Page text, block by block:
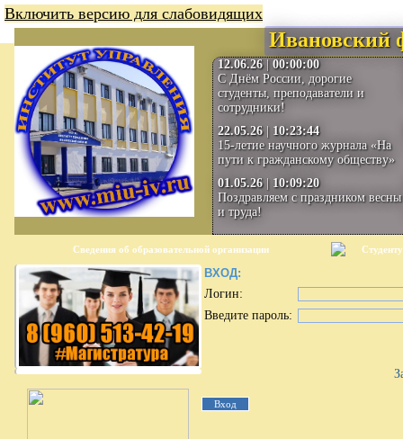
Включить версию для слабовидящих
Ивановский
12.06.26| 00:00:00
С Днём России, дорогие
студенты, преподаватели и
сотрудники!
22.05.26| 10:23:44
15-летие научного журнала «На
пути к гражданскому обществу»
01.05.26| 10:09:20
Поздравляем с праздником весны
и труда!
Сведения об образовательной организации Студенту
ВХОД:
Логин:
Введите пароль: